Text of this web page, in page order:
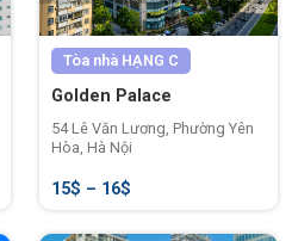
Tòa nhà HẠNG C
Golden Palace
54 Lê Văn Lương, Phường Yên
Hòa, Hà Nội
15$ – 16$